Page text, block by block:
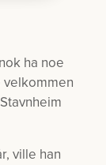
ha noe
velkommen
ville han